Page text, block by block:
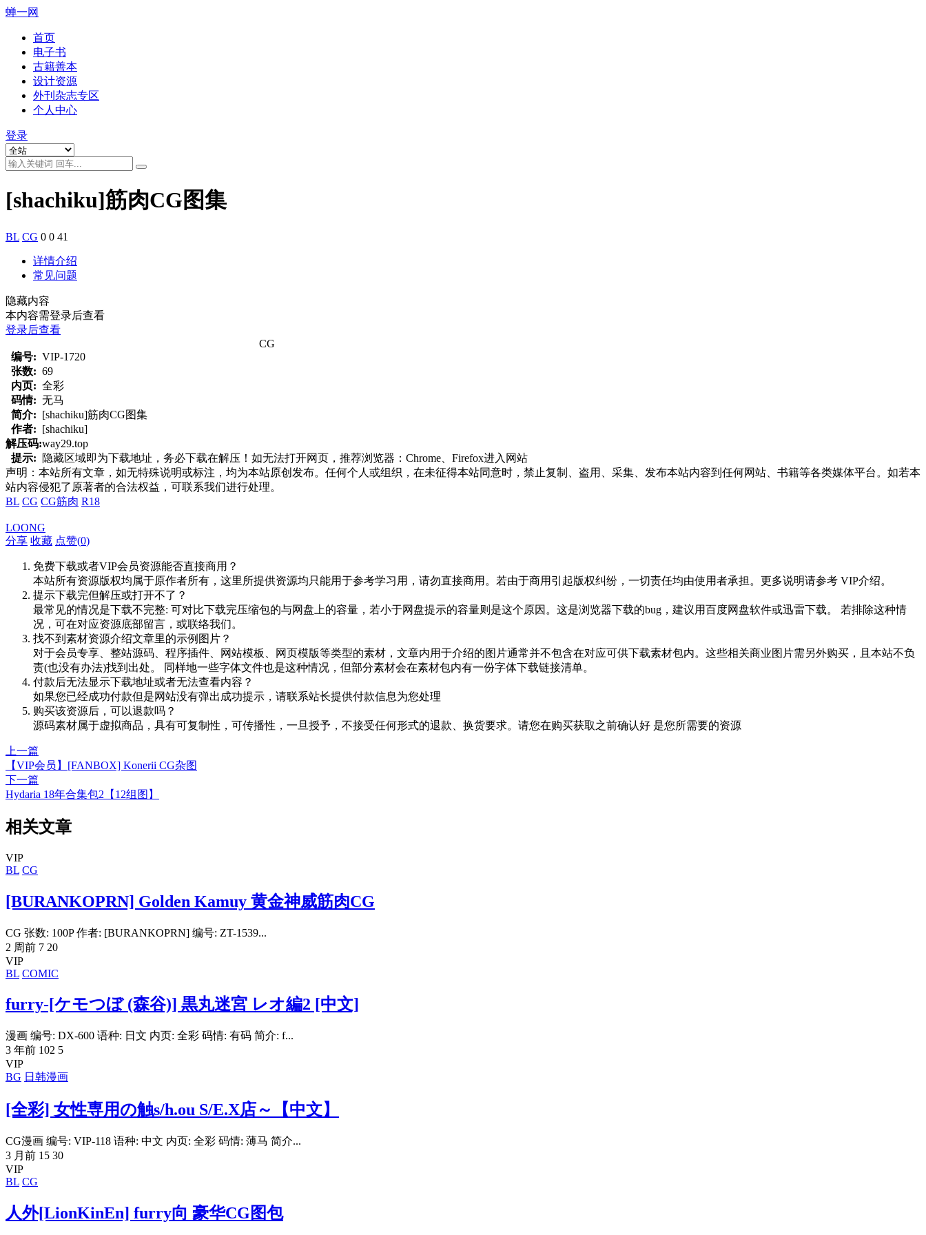
蝉一网
首页
电子书
古籍善本
设计资源
外刊杂志专区
个人中心
登录
[shachiku]筋肉CG图集
BL CG 0 0 41
详情介绍
常见问题
隐藏内容
本内容需登录后查看
登录后查看
CG
编号: VIP-1720
张数: 69
内页: 全彩
码情: 无马
简介: [shachiku]筋肉CG图集
作者: [shachiku]
解压码:way29.top
提示:
隐藏区域即为下载地址，务必下载在解压！如无法打开网页，推荐浏览器：Chrome、Firefox进入网站
声明：本站所有文章，如无特殊说明或标注，均为本站原创发布。任何个人或组织，在未征得本站同意时，禁止复制、盗用、采集、发布本站内容到任何网站、书籍等各类媒体平台。如若本
站内容侵犯了原著者的合法权益，可联系我们进行处理。
BL CG CG筋肉 R18
LOONG
分享 收藏 点赞(0)
免费下载或者VIP会员资源能否直接商用？
本站所有资源版权均属于原作者所有，这里所提供资源均只能用于参考学习用，请勿直接商用。若由于商用引起版权纠纷，一切责任均由使用者承担。更多说明请参考 VIP介绍。
提示下载完但解压或打开不了？
最常见的情况是下载不完整: 可对比下载完压缩包的与网盘上的容量，若小于网盘提示的容量则是这个原因。这是浏览器下载的bug，建议用百度网盘软件或迅雷下载。 若排除这种情
况，可在对应资源底部留言，或联络我们。
找不到素材资源介绍文章里的示例图片？
对于会员专享、整站源码、程序插件、网站模板、网页模版等类型的素材，文章内用于介绍的图片通常并不包含在对应可供下载素材包内。这些相关商业图片需另外购买，且本站不负
责(也没有办法)找到出处。 同样地一些字体文件也是这种情况，但部分素材会在素材包内有一份字体下载链接清单。
付款后无法显示下载地址或者无法查看内容？
如果您已经成功付款但是网站没有弹出成功提示，请联系站长提供付款信息为您处理
购买该资源后，可以退款吗？
源码素材属于虚拟商品，具有可复制性，可传播性，一旦授予，不接受任何形式的退款、换货要求。请您在购买获取之前确认好 是您所需要的资源
上一篇
【VIP会员】[FANBOX] Konerii CG杂图
下一篇
Hydaria 18年合集包2【12组图】
相关文章
VIP
BL CG
[BURANKOPRN] Golden Kamuy 黄金神威筋肉CG
CG 张数: 100P 作者: [BURANKOPRN] 编号: ZT-1539...
2 周前 7 20
VIP
BL COMIC
furry-[ケモつぼ (森谷)] 黒丸迷宮 レオ編2 [中文]
漫画 编号: DX-600 语种: 日文 内页: 全彩 码情: 有码 简介: f...
3 年前 102 5
VIP
BG 日韩漫画
[全彩] 女性専用の触s/h.ou S/E.X店～【中文】
CG漫画 编号: VIP-118 语种: 中文 内页: 全彩 码情: 薄马 简介...
3 月前 15 30
VIP
BL CG
人外[LionKinEn] furry向 豪华CG图包